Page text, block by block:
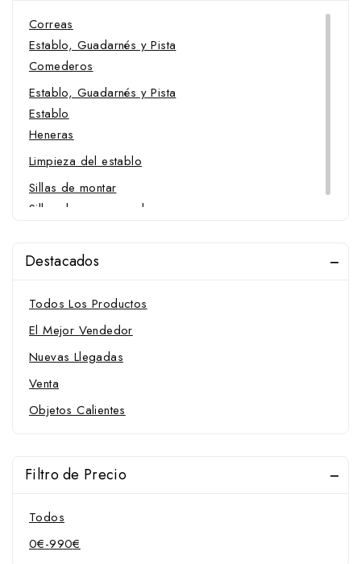
Correas
Establo, Guadarnés y Pista
Comederos
Establo, Guadarnés y Pista
Establo
Heneras
Limpieza del establo
Sillas de montar
Sillas de uso general
Destacados
Todos Los Productos
El Mejor Vendedor
Nuevas Llegadas
Venta
Objetos Calientes
Filtro de Precio
Todos
0€-990€